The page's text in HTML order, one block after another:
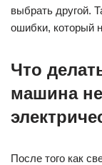
выбрать другой.
ошибки, который
Что
машина
После того как